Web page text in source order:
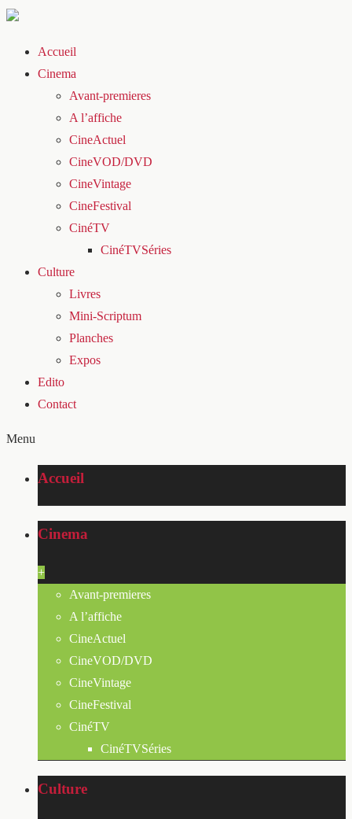
Accueil
Cinema
Avant-premieres
A l’affiche
CineActuel
CineVOD/DVD
CineVintage
CineFestival
CinéTV
CinéTVSéries
Culture
Livres
Mini-Scriptum
Planches
Expos
Edito
Contact
Menu
Accueil
Cinema
+
Avant-premieres
A l’affiche
CineActuel
CineVOD/DVD
CineVintage
CineFestival
CinéTV
CinéTVSéries
Culture